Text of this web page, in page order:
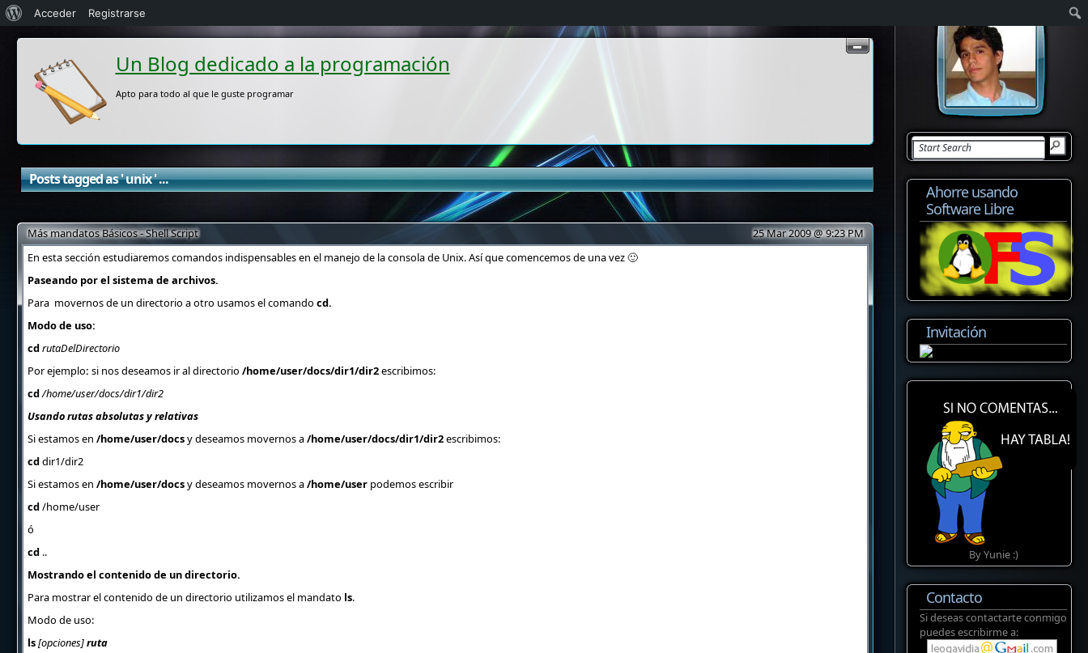
Un Blog dedicado a la programación
Apto para todo al que le guste programar
Posts tagged as ' unix ' ...
Más mandatos Básicos - Shell Script
25 Mar 2009 @ 9:23 PM
En esta sección estudiaremos comandos indispensables en el manejo de la consola de Unix. Así que comencemos de una vez 🙂
Paseando por el sistema de archivos.
Para movernos de un directorio a otro usamos el comando cd.
Modo de uso:
cdrutaDelDirectorio
Por ejemplo: si nos deseamos ir al directorio /home/user/docs/dir1/dir2escribimos:
cd/home/user/docs/dir1/dir2
Usando rutas absolutas y relativas
Si estamos en /home/user/docsy deseamos movernos a/home/user/docs/dir1/dir2escribimos:
cddir1/dir2
Si estamos en /home/user/docsy deseamos movernos a/home/userpodemos escribir
cd/home/user
ó
cd..
Mostrando el contenido de un directorio.
Para mostrar el contenido de un directorio utilizamos el mandato ls.
Modo de uso:
ls[opciones]ruta
Ahorre usando
Software Libre
Invitación
By Yunie :)
Contacto
Si deseas contactarte conmigo
puedes escribirme a:
Acerca
de
WordPress
Acceder Registrarse